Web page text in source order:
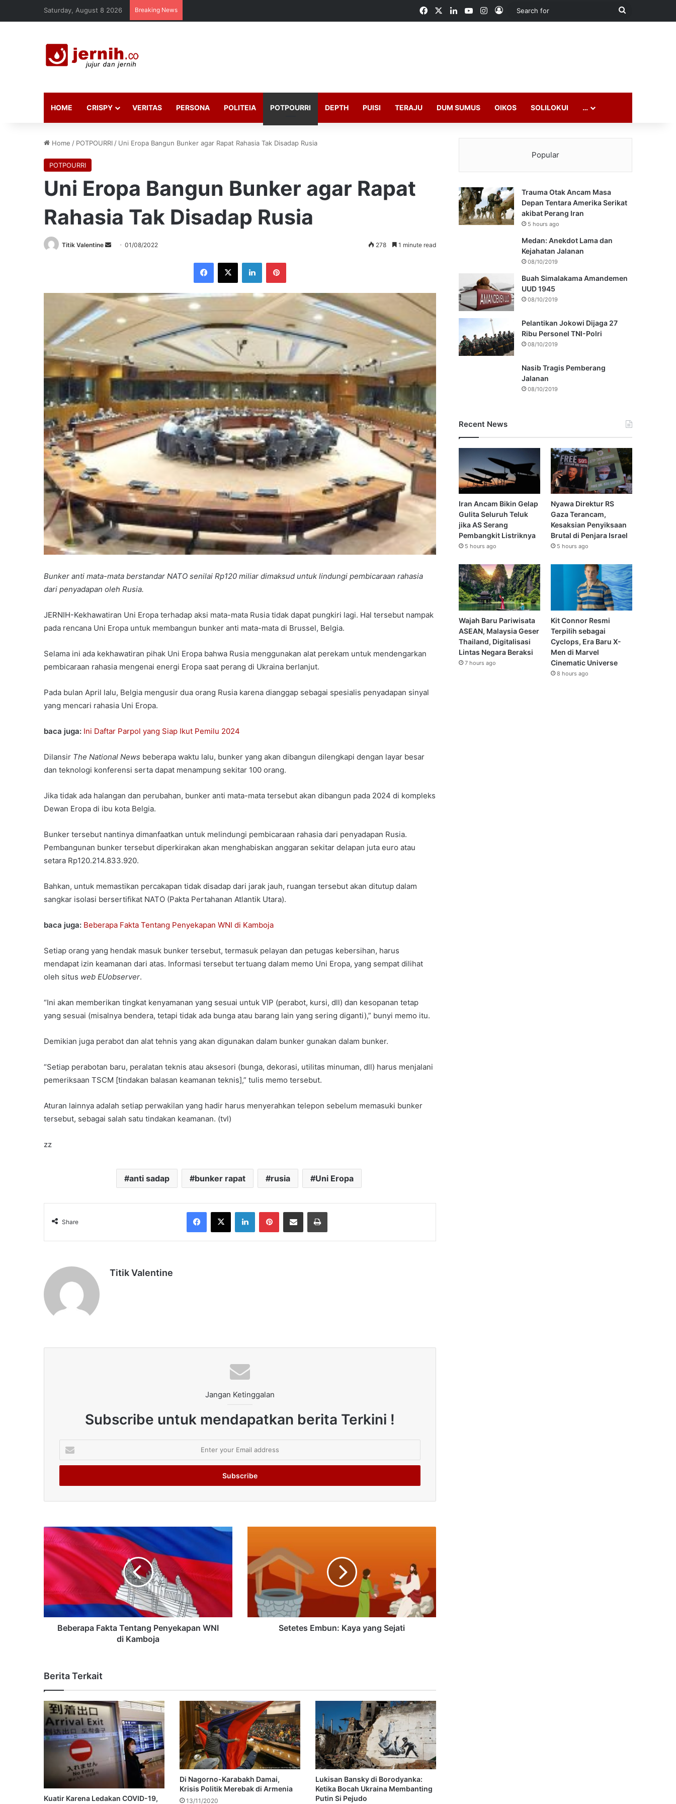
Saturday, August 8 2026 Breaking News FacebookLinkedInYouTubeInstagram
Log In
Search
HOME CRISPY VERITAS PERSONA POLITEIA POTPOURRI DEPTH PUISI TERAJU DUM SUMUS OIKOS SOLILOKUI …
Home / POTPOURRI / Uni Eropa Bangun Bunker agar Rapat Rahasia Tak Disadap Rusia
POTPOURRI
Uni Eropa Bangun Bunker agar Rapat
Rahasia Tak Disadap Rusia
Titik Valentine
Send01/08/2022 278 1 minute read
Facebook
X LinkedInPinterest
Bunker anti mata-mata berstandar NATO senilai Rp120 miliar dimaksud untuk lindungi pembicaraan rahasia
dari penyadapan oleh Rusia.
JERNIH-Kekhawatiran Uni Eropa terhadap aksi mata-mata Rusia tidak dapat pungkiri lagi. Hal tersebut nampak
pada rencana Uni Eropa untuk membangun bunker anti mata-mata di Brussel, Belgia.
Selama ini ada kekhawatiran pihak Uni Eropa bahwa Rusia menggunakan alat perekam untuk mendengarkan
pembicaraan rahasia mengenai energi Eropa saat perang di Ukraina berlanjut.
Pada bulan April lalu, Belgia mengusir dua orang Rusia karena dianggap sebagai spesialis penyadapan sinyal
yang mencari rahasia Uni Eropa.
baca juga: Ini Daftar Parpol yang Siap Ikut Pemilu 2024
Dilansir The National News beberapa waktu lalu, bunker yang akan dibangun dilengkapi dengan layar besar
dan teknologi konferensi serta dapat menampung sekitar 100 orang.
Jika tidak ada halangan dan perubahan, bunker anti mata-mata tersebut akan dibangun pada 2024 di kompleks
Dewan Eropa di ibu kota Belgia.
Bunker tersebut nantinya dimanfaatkan untuk melindungi pembicaraan rahasia dari penyadapan Rusia.
Pembangunan bunker tersebut diperkirakan akan menghabiskan anggaran sekitar delapan juta euro atau
setara Rp120.214.833.920.
Bahkan, untuk memastikan percakapan tidak disadap dari jarak jauh, ruangan tersebut akan ditutup dalam
sangkar isolasi bersertifikat NATO (Pakta Pertahanan Atlantik Utara).
baca juga: Beberapa Fakta Tentang Penyekapan WNI di Kamboja
Setiap orang yang hendak masuk bunker tersebut, termasuk pelayan dan petugas kebersihan, harus
mendapat izin keamanan dari atas. Informasi tersebut tertuang dalam memo Uni Eropa, yang sempat dilihat
oleh situs web EUobserver.
“Ini akan memberikan tingkat kenyamanan yang sesuai untuk VIP (perabot, kursi, dll) dan kesopanan tetap
yang sesuai (misalnya bendera, tetapi tidak ada bunga atau barang lain yang sering diganti),” bunyi memo itu.
Demikian juga perabot dan alat tehnis yang akan digunakan dalam bunker gunakan dalam bunker.
“Setiap perabotan baru, peralatan teknis atau aksesori (bunga, dekorasi, utilitas minuman, dll) harus menjalani
pemeriksaan TSCM [tindakan balasan keamanan teknis],” tulis memo tersebut.
Aturan lainnya adalah setiap perwakilan yang hadir harus menyerahkan telepon sebelum memasuki bunker
tersebut, sebagai salah satu tindakan keamanan. (tvl)
zz
anti sadap bunker rapat rusia Uni Eropa
Share
Facebook
X LinkedInPinterestShare via Email Print
Titik Valentine
Jangan Ketinggalan
Subscribe untuk mendapatkan berita Terkini !
your
Email
Beberapa Fakta Tentang Penyekapan WNI
di Kamboja
Setetes Embun: Kaya yang Sejati
Berita Terkait
Kuatir Karena Ledakan COVID-19,
Di Nagorno-Karabakh Damai,
Krisis Politik Merebak di Armenia
13/11/2020
Lukisan Bansky di Borodyanka:
Ketika Bocah Ukraina Membanting
Putin Si Pejudo
Popular
Trauma Otak Ancam Masa
Depan Tentara Amerika Serikat
akibat Perang Iran
5 hours ago
Medan: Anekdot Lama dan
Kejahatan Jalanan
08/10/2019
Buah Simalakama Amandemen
UUD 1945
08/10/2019
Pelantikan Jokowi Dijaga 27
Ribu Personel TNI-Polri
08/10/2019
Nasib Tragis Pemberang
Jalanan
08/10/2019
Recent News
Iran Ancam Bikin Gelap
Gulita Seluruh Teluk
jika AS Serang
Pembangkit Listriknya
5 hours ago
Nyawa Direktur RS
Gaza Terancam,
Kesaksian Penyiksaan
Brutal di Penjara Israel
5 hours ago
Wajah Baru Pariwisata
ASEAN, Malaysia Geser
Thailand, Digitalisasi
Lintas Negara Beraksi
7 hours ago
Kit Connor Resmi
Terpilih sebagai
Cyclops, Era Baru X-
Men di Marvel
Cinematic Universe
8 hours ago